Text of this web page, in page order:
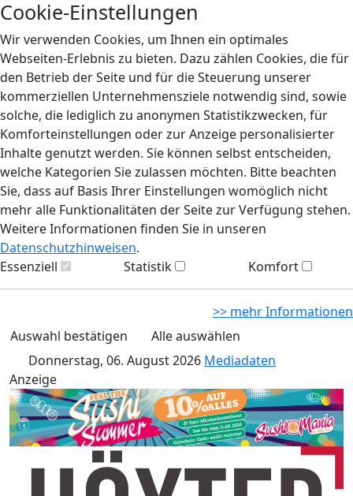
Cookie-Einstellungen
Wir verwenden Cookies, um Ihnen ein optimales
Webseiten-Erlebnis zu bieten. Dazu zählen Cookies, die für
den Betrieb der Seite und für die Steuerung unserer
kommerziellen Unternehmensziele notwendig sind, sowie
solche, die lediglich zu anonymen Statistikzwecken, für
Komforteinstellungen oder zur Anzeige personalisierter
Inhalte genutzt werden. Sie können selbst entscheiden,
welche Kategorien Sie zulassen möchten. Bitte beachten
Sie, dass auf Basis Ihrer Einstellungen womöglich nicht
mehr alle Funktionalitäten der Seite zur Verfügung stehen.
Weitere Informationen finden Sie in unseren
Datenschutzhinweisen.
Essenziell
Statistik Komfort
>> mehr Informationen
Auswahl bestätigen
Alle auswählen
Donnerstag, 06. August 2026 Mediadaten
Anzeige